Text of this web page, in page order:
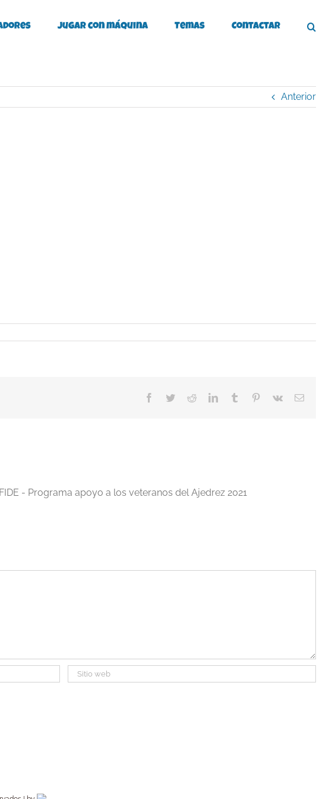
Jugar con máquina Temas Contactar
Anterior
Facebook
TwitterRedditLinkedInTumblr Pinterest
Vk
Correo
- Programa apoyo a los veteranos del Ajedrez 2021